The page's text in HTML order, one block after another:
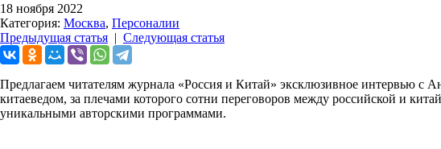
18 ноября 2022
Категория: Москва, Персоналии
Предыдущая статья | Следующая статья
​​​​​​​Предлагаем читателям журнала «Россия и Китай» эксклюзивное интервью с
китаеведом, за плечами которого сотни переговоров между российской и
уникальными авторскими программами.